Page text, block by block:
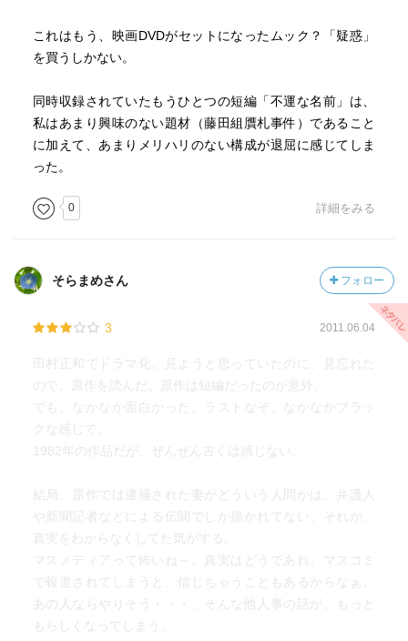
これはもう、映画DVDがセットになったムック？「疑惑」
を買うしかない。
同時収録されていたもうひとつの短編「不運な名前」は、
私はあまり興味のない題材（藤田組贋札事件）であること
に加えて、あまりメリハリのない構成が退屈に感じてしま
った。
0 詳細をみる
そらまめさん フォロー
3 2011.06.04
田村正和でドラマ化。見ようと思っていたのに、見忘れた
ので、原作を読んだ。原作は短編だったのが意外。
でも、なかなか面白かった。ラストなぞ、なかなかブラッ
クな感じで。
1982年の作品だが、ぜんぜん古くは感じない。
結局、原作では逮捕された妻がどういう人間かは、弁護人
や新聞記者などによる伝聞でしか描かれてない。それが、
真実をわからなくしてた気がする。
マスメディアって怖いね～。真実はどうであれ、マスコミ
で報道されてしまうと、信じちゃうこともあるからなぁ。
あの人ならやりそう・・・、そんな他人事の話が、もっと
もらしくなってしまう。